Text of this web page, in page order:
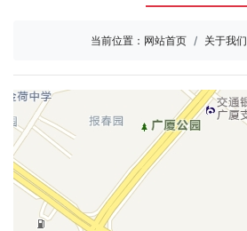
当前位置： 网站首页 关于我们